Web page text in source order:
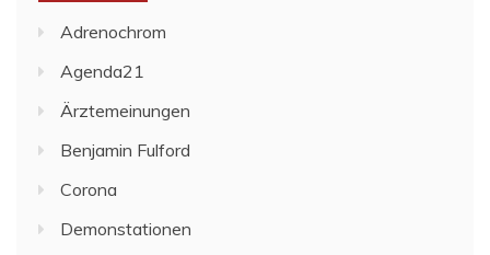
Adrenochrom
Agenda21
Ärztemeinungen
Benjamin Fulford
Corona
Demonstationen